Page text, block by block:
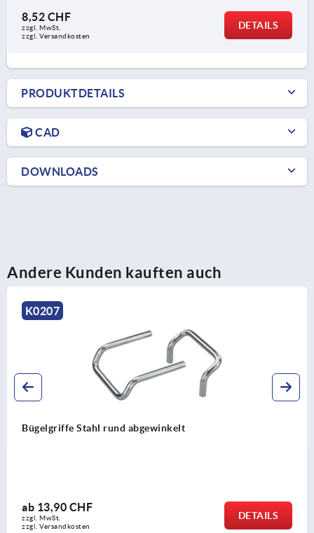
8,52 CHF
zzgl. MwSt.
zzgl. Versandkosten
DETAILS
PRODUKTDETAILS
CAD
DOWNLOADS
Andere Kunden kauften auch
DETAILS
Bogengriffe Kunststoff
zzgl. Versandkosten